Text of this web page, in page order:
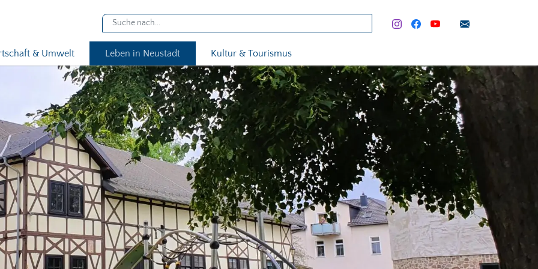
& Umwelt Leben in Neustadt Kultur & Tourismus